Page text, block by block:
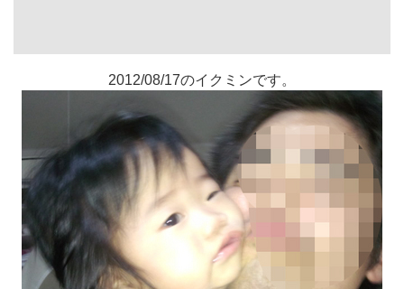
2012/08/17のイクミンです。